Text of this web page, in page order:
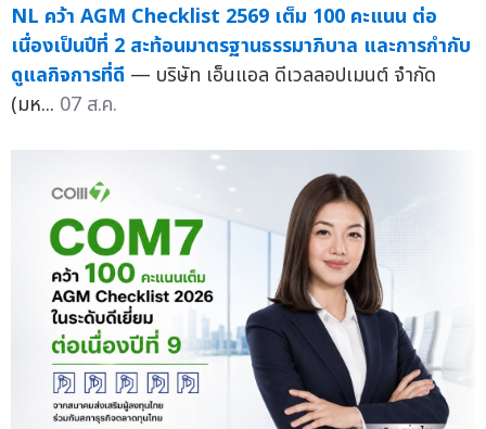
NL คว้า AGM Checklist 2569 เต็ม 100 คะแนน ต่อ
เนื่องเป็นปีที่ 2 สะท้อนมาตรฐานธรรมาภิบาล และการกำกับ
ดูแลกิจการที่ดี — บริษัท เอ็นแอล ดีเวลลอปเมนต์ จำกัด
(มห... 07 ส.ค.